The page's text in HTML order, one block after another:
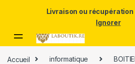
puissance et l'élégance du Samsung
Accueil informatique
Livraison ou récupération
Ignorer